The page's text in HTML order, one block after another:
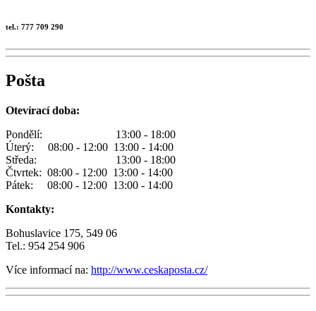
tel.: 777 709 290
Pošta
Otevírací doba:
Pondělí: 13:00 - 18:00
Úterý: 08:00 - 12:00 13:00 - 14:00
Středa: 13:00 - 18:00
Čtvrtek: 08:00 - 12:00 13:00 - 14:00
Pátek: 08:00 - 12:00 13:00 - 14:00
Kontakty:
Bohuslavice 175, 549 06
Tel.: 954 254 906
Více informací na: http://www.ceskaposta.cz/